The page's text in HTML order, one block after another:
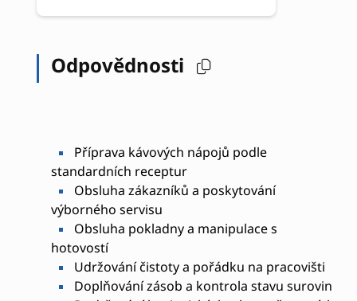
Odpovědnosti
Příprava kávových nápojů podle
standardních receptur
Obsluha zákazníků a poskytování
výborného servisu
Obsluha pokladny a manipulace s
hotovostí
Udržování čistoty a pořádku na pracovišti
Doplňování zásob a kontrola stavu surovin